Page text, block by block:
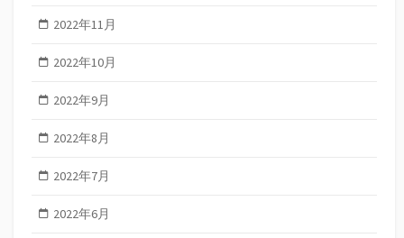
2022年11月
2022年10月
2022年9月
2022年8月
2022年7月
2022年6月